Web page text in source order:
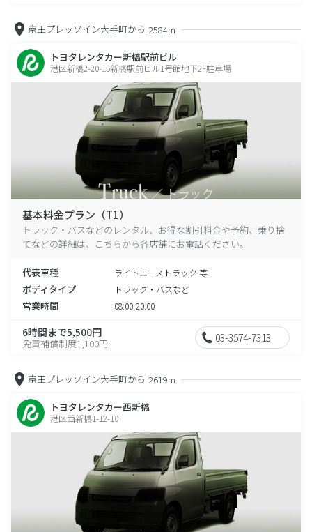
京王プレッソイン大手町から 2584m
トヨタレンタカー新橋駅前ビル
港区新橋2-20-15新橋駅前ビル1号館地下2F駐車場
基本料金プラン（T1）
トラック・バスなどのレンタル、お得な割引料金や予約、乗り捨
てなどの詳細は、こちらから各店舗にお電話ください。
代表車種 ライトエーストラック 等
ボディタイプ トラック・バスなど
営業時間 08:00-20:00
6時間まで5,500円
免責補償制度1,100円 03-3574-7313
京王プレッソイン大手町から 2619m
トヨタレンタカー西新橋
港区西新橋1-12-10